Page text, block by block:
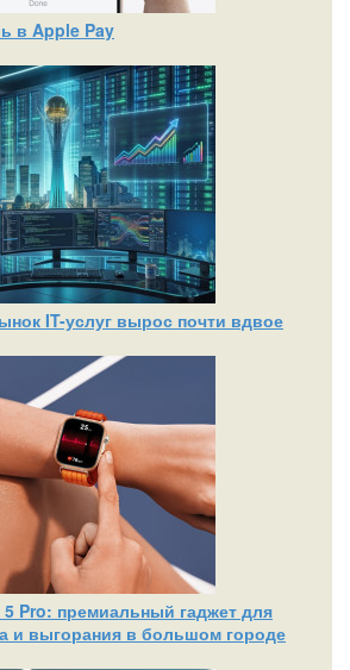
в Apple Pay
IT-услуг вырос почти вдвое
Pro: премиальный гаджет для
и выгорания в большом городе